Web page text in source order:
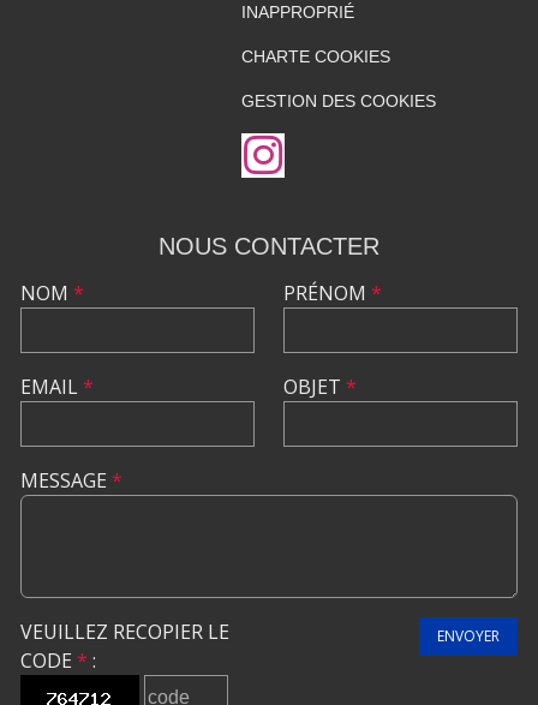
INAPPROPRIÉ
CHARTE COOKIES
GESTION DES COOKIES
NOUS CONTACTER
NOM *
EMAIL*
PRÉNOM *
OBJET *
MESSAGE *
VEUILLEZ RECOPIER LE
CODE * :
ENVOYER